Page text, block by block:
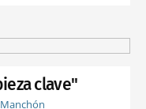
clave"